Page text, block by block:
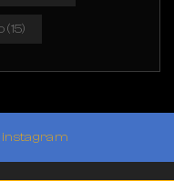
(15)
instagram